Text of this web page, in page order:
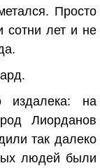
Просто
сотни лет и не
издалека: на
Лиорданов
так далеко
людей были